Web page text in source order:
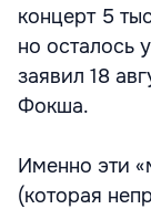
концерт 5
но осталось
заявил 18
Фокша.
Именно эти
(которая